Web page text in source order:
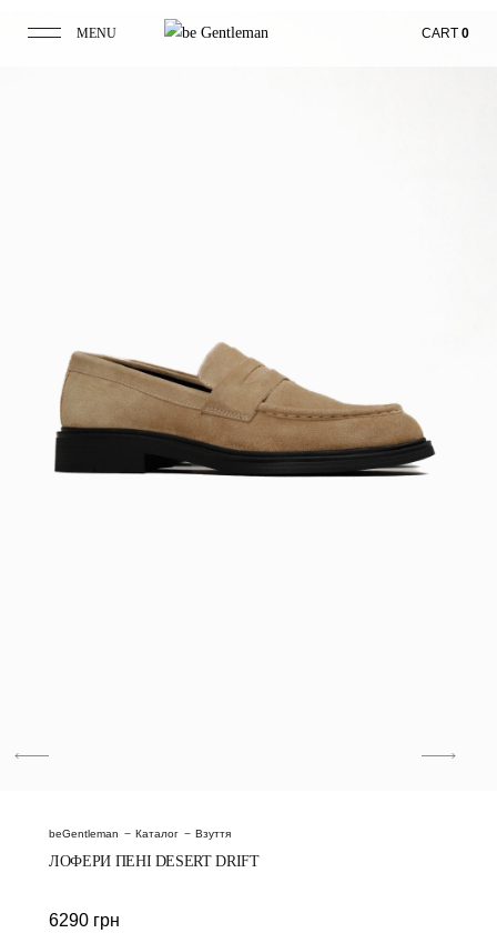
MENU CART 0
beGentleman Каталог Взуття
ЛОФЕРИ ПЕНІ DESERT DRIFT
6290 грн